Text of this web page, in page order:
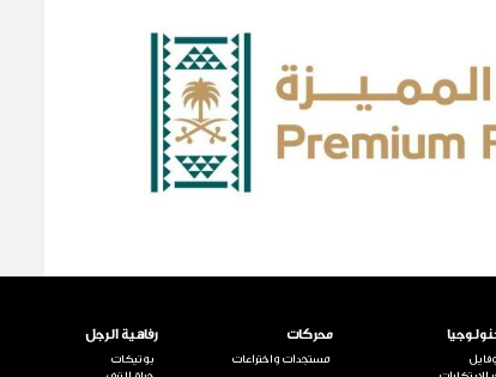
محركات
مستجدات واختراعات
رفاهية الرجل
بوتيكات